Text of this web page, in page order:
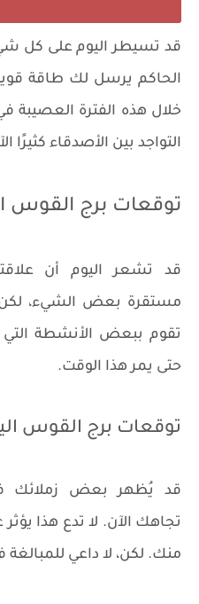
قد تسيطر اليوم على كل
الحاكم يرسل لك طاقة
خلال هذه الفترة العصيبة
التواجد بين الأصدقاء كثيرًا
توقعات برج القوس
قد تشعر اليوم أن
مستقرة بعض الشيء،
تقوم ببعض الأنشطة
حتى يمر هذا الوقت.
توقعات برج القوس
قد يُظهر بعض زملائك
تجاهك الآن. لا تدع هذا
منك. لكن، لا داعي